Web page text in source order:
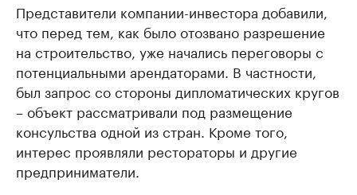
Представители компании-инвестора добавили,
что перед тем, как было отозвано разрешение
на строительство, уже начались переговоры с
потенциальными арендаторами. В частности,
был запрос со стороны дипломатических кругов
– объект рассматривали под размещение
консульства одной из стран. Кроме того,
интерес проявляли рестораторы и другие
предприниматели.